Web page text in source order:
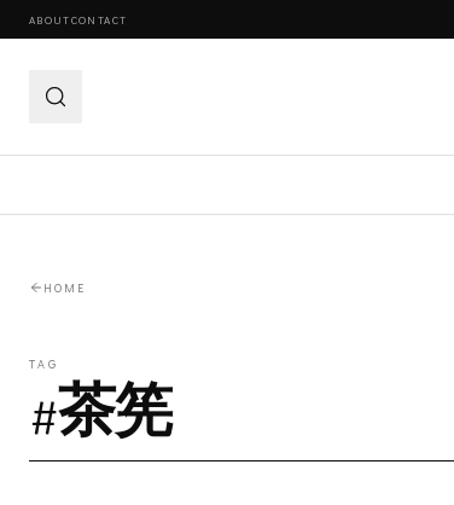
ABOUTCONTACT
HOME
TAG
#茶筅